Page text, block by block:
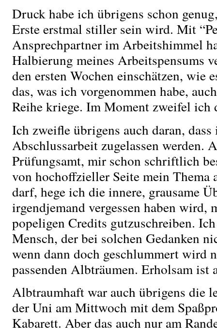
Druck habe ich übrigens schon
Erste erstmal stiller sein wird. Mit
Ansprechpartner im Arbeitshimmel
Halbierung meines Arbeitspensums
den ersten Wochen einschätzen, wie
das, was ich vorgenommen habe,
Reihe kriege. Im Moment zweifel ich
Ich zweifle übrigens auch daran,
Abschlussarbeit zugelassen werden.
Prüfungsamt, mir schon schriftlich
von hochoffzieller Seite mein Thema
darf, hege ich die innere, grausame
irgendjemand vergessen haben wird,
popeligen Credits gutzuschreiben.
Mensch, der bei solchen Gedanken
wenn dann doch geschlummert wird
passenden Albträumen. Erholsam ist
Albtraumhaft war auch übrigens die
der Uni am Mittwoch mit dem
Kabarett. Aber das auch nur am